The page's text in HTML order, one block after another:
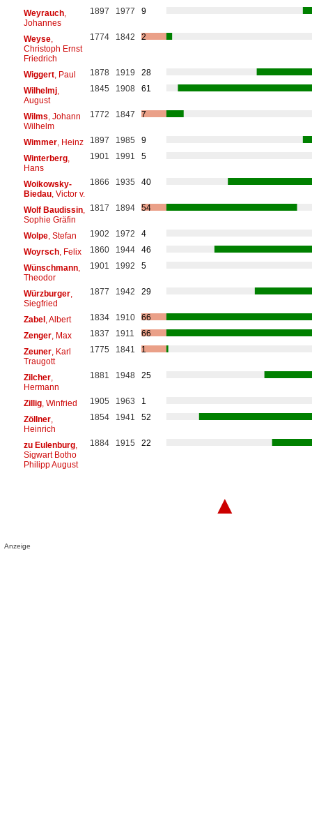
Weyrauch,
Johannes
1897 1977 9
Weyse,
Christoph Ernst
Friedrich
1774 1842 2
Wiggert, Paul 1878 1919
28
Wilhelmj,
August
1845 1908 61
Wilms , Johann
Wilhelm
1772 1847 7
Wimmer, Heinz 1897 1985
9
Winterberg,
Hans
1901 1991 5
Woikowsky-
Biedau, Victor v.
1866 1935 40
Wolf Baudissin,
Sophie Gräfin
1817 1894 54
Wolpe, Stefan 1902 1972
4
Woyrsch, Felix 1860 1944
46
Wünschmann,
Theodor
1901 1992 5
Würzburger,
Siegfried
1877 1942 29
Zabel, Albert 1834 1910
66
Zenger, Max 1837 1911
66
Zeuner, Karl
Traugott
1775 1841 1
Zilcher,
Hermann
1881 1948 25
Zillig, Winfried 1905 1963
1
Zöllner,
Heinrich
1854 1941 52
zu Eulenburg,
Sigwart Botho
Philipp August
1884 1915 22
▲
Anzeige